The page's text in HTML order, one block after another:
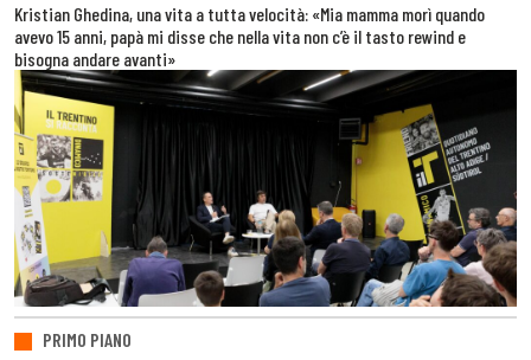
Kristian Ghedina, una vita a tutta velocità: «Mia mamma morì quando
avevo 15 anni, papà mi disse che nella vita non c’è il tasto rewind e
bisogna andare avanti»
PRIMO PIANO